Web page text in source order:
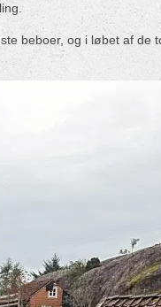
beboer, og i løbet af